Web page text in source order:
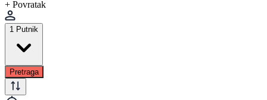
+ Povratak
1 Putnik
Pretraga